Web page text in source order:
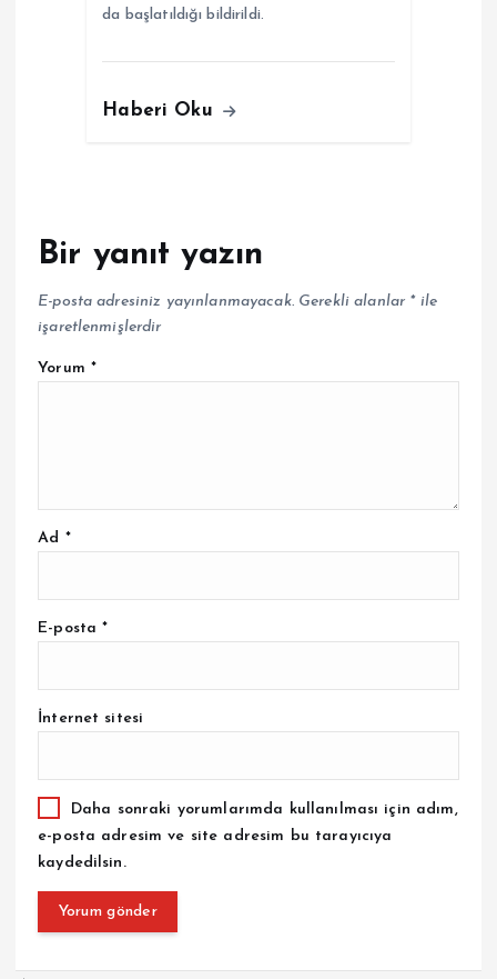
da başlatıldığı bildirildi.
Haberi Oku
Bir yanıt yazın
E-posta adresiniz yayınlanmayacak. Gerekli alanlar *ile
işaretlenmişlerdir
Yorum *
Ad *
E-posta*
İnternet sitesi
Daha sonraki yorumlarımda kullanılması için adım,
e-posta adresim ve site adresim bu tarayıcıya
kaydedilsin.